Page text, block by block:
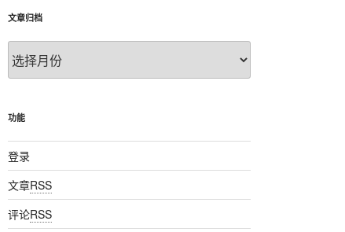
文章归档
章
功能
登录
文章RSS
评论RSS